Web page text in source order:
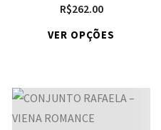
R$262.00
VER OPÇÕES